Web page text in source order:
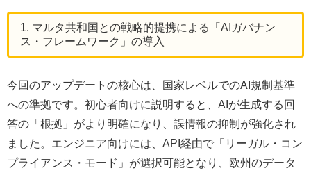
1. マルタ共和国との戦略的提携による「AIガバナン
ス・フレームワーク」の導入
今回のアップデートの核心は、国家レベルでのAI規制基準
への準拠です。初心者向けに説明すると、AIが生成する回
答の「根拠」がより明確になり、誤情報の抑制が強化され
ました。エンジニア向けには、API経由で「リーガル・コン
プライアンス・モード」が選択可能となり、欧州のデータ